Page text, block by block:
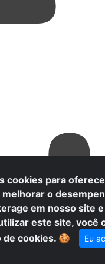
cookies para
o
em nosso site
este site, você
de cookies. 🍪 Eu